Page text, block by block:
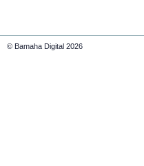
© Bamaha Digital 2026